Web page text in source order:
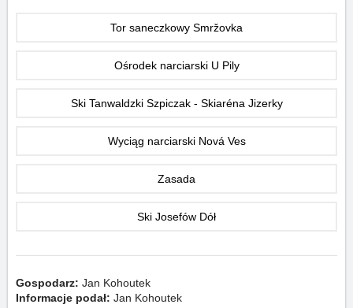
Tor saneczkowy Smržovka
Ośrodek narciarski U Pily
Ski Tanwaldzki Szpiczak - Skiaréna Jizerky
Wyciąg narciarski Nová Ves
Zasada
Ski Josefów Dół
Gospodarz: Jan Kohoutek
Informacje podał: Jan Kohoutek